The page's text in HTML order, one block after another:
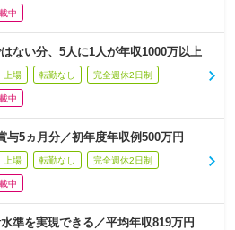
中
ない分、5人に1人が年収1000万以上
上場 転勤なし 完全週休2日制
中
与5ヵ月分／初年度年収例500万円
上場 転勤なし 完全週休2日制
中
準を実現できる／平均年収819万円